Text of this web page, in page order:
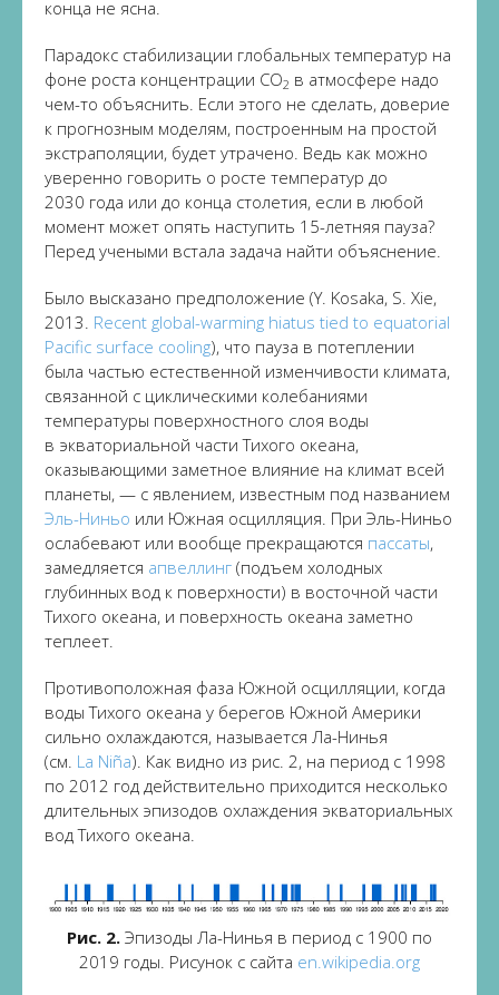
конца не ясна.
Парадокс стабилизации глобальных температур на
фоне роста концентрации СО2 в атмосфере надо
чем-то объяснить. Если этого не сделать, доверие
к прогнозным моделям, построенным на простой
экстраполяции, будет утрачено. Ведь как можно
уверенно говорить о росте температур до
2030 года или до конца столетия, если в любой
момент может опять наступить 15-летняя пауза?
Перед учеными встала задача найти объяснение.
Было высказано предположение (Y. Kosaka, S. Xie,
2013. Recent global-warming hiatus tied to equatorial
Pacific surface cooling), что пауза в потеплении
была частью естественной изменчивости климата,
связанной с циклическими колебаниями
температуры поверхностного слоя воды
в экваториальной части Тихого океана,
оказывающими заметное влияние на климат всей
планеты, — с явлением, известным под названием
Эль-Ниньо или Южная осцилляция. При Эль-Ниньо
ослабевают или вообще прекращаются пассаты,
замедляется апвеллинг (подъем холодных
глубинных вод к поверхности) в восточной части
Тихого океана, и поверхность океана заметно
теплеет.
Противоположная фаза Южной осцилляции, когда
воды Тихого океана у берегов Южной Америки
сильно охлаждаются, называется Ла-Нинья
(см. La Niña). Как видно из рис. 2, на период с 1998
по 2012 год действительно приходится несколько
длительных эпизодов охлаждения экваториальных
вод Тихого океана.
Рис. 2. Эпизоды Ла-Нинья в период с 1900 по
2019 годы. Рисунок с сайта en.wikipedia.org